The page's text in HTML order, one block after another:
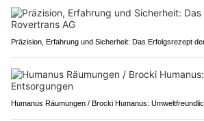
Präzision, Erfahrung und Sicherheit: Das Erfolgsrezept
Humanus Räumungen / Brocki Humanus: